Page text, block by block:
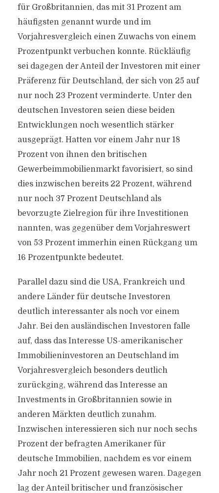
für Großbritannien, das mit 31 Prozent am
häufigsten genannt wurde und im
Vorjahresvergleich einen Zuwachs von einem
Prozentpunkt verbuchen konnte. Rückläufig
sei dagegen der Anteil der Investoren mit einer
Präferenz für Deutschland, der sich von 25 auf
nur noch 23 Prozent verminderte. Unter den
deutschen Investoren seien diese beiden
Entwicklungen noch wesentlich stärker
ausgeprägt. Hatten vor einem Jahr nur 18
Prozent von ihnen den britischen
Gewerbeimmobilienmarkt favorisiert, so sind
dies inzwischen bereits 22 Prozent, während
nur noch 37 Prozent Deutschland als
bevorzugte Zielregion für ihre Investitionen
nannten, was gegenüber dem Vorjahreswert
von 53 Prozent immerhin einen Rückgang um
16 Prozentpunkte bedeutet.
Parallel dazu sind die USA, Frankreich und
andere Länder für deutsche Investoren
deutlich interessanter als noch vor einem
Jahr. Bei den ausländischen Investoren falle
auf, dass das Interesse US-amerikanischer
Immobilieninvestoren an Deutschland im
Vorjahresvergleich besonders deutlich
zurückging, während das Interesse an
Investments in Großbritannien sowie in
anderen Märkten deutlich zunahm.
Inzwischen interessieren sich nur noch sechs
Prozent der befragten Amerikaner für
deutsche Immobilien, nachdem es vor einem
Jahr noch 21 Prozent gewesen waren. Dagegen
lag der Anteil britischer und französischer